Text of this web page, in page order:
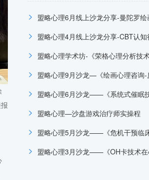
盟略心理6月线上沙龙分享-曼陀罗
盟略心理—沙盘游戏治疗师实操程